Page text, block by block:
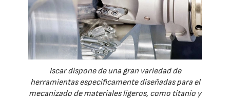
Iscar dispone de una gran variedad de
herramientas específicamente diseñadas para el
mecanizado de materiales ligeros, como titanio y